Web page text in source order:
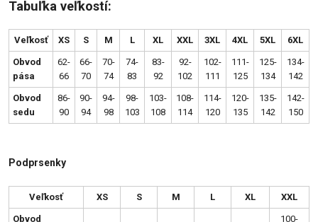
Tabuľka veľkostí:
Veľkosť XS S M L XL XXL 3XL 4XL 5XL 6XL
Obvod
pása
62-
66
66-
70
70-
74
74-
83
83-
92
92-
102
102-
111
111-
125
125-
134
134-
142
Obvod
sedu
86-
90
90-
94
94-
98
98-
103
103-
108
108-
114
114-
120
120-
135
135-
142
142-
150
Podprsenky
Veľkosť XS S M L XL XXL
Obvod
100-